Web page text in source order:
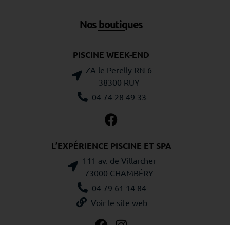
Nos boutiques
PISCINE WEEK-END
ZA le Perelly RN 6
38300 RUY
04 74 28 49 33
L’EXPÉRIENCE PISCINE ET SPA
111 av. de Villarcher
73000 CHAMBÉRY
04 79 61 14 84
Voir le site web